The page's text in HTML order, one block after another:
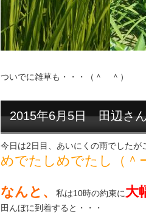
ついでに雑草も・・・（＾ ＾）
2015年6月5日 田辺さ
今日は2日目、あいにくの雨でしたが
めでたしめでたし （＾
なんと、 私は10時の約束に大
田んぼに到着すると・・・